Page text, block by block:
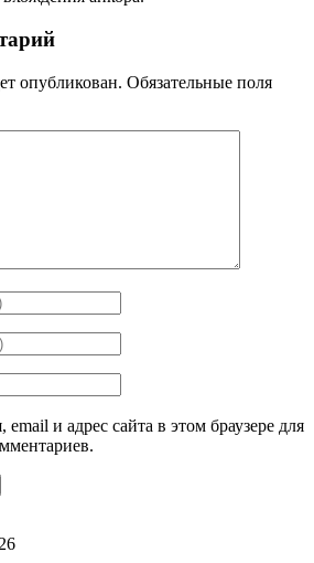
опубликован. Обязательные поля
и адрес сайта в этом браузере для